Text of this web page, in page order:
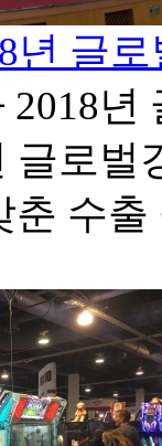
년 글
2018년
로벌
춘 수출